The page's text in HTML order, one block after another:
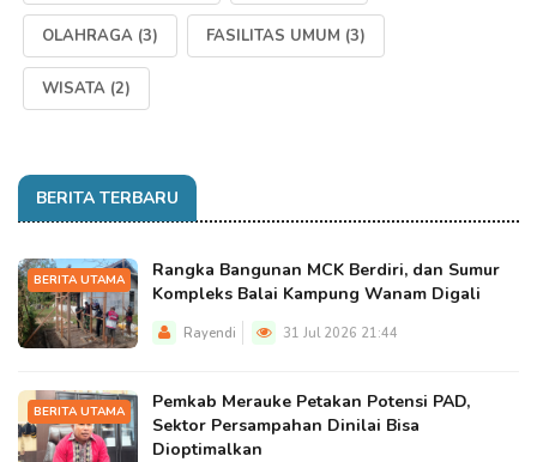
OLAHRAGA (3) FASILITAS UMUM (3)
WISATA (2)
BERITA TERBARU
BERITA UTAMA
Rangka Bangunan MCK Berdiri, dan Sumur
Kompleks Balai Kampung Wanam Digali
Rayendi 31 Jul 2026 21:44
BERITA UTAMA
Pemkab Merauke Petakan Potensi PAD,
Sektor Persampahan Dinilai Bisa
Dioptimalkan